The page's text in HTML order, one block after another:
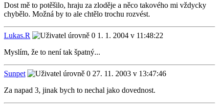
Dost mě to potěšilo, hraju za zloděje a něco takového mi vždycky
chybělo. Možná by to ale chtělo trochu rozvést.
Lukas.R
1. 1. 2004 v 11:48:22
Myslím, že to není tak špatný...
Sunpet
27. 11. 2003 v 13:47:46
Za napad 3, jinak bych to nechal jako dovednost.